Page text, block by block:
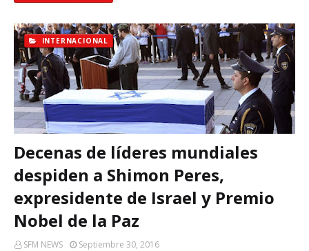
INTERNACIONAL
Decenas de líderes mundiales
despiden a Shimon Peres,
expresidente de Israel y Premio
Nobel de la Paz
SFM NEWS Septiembre 30, 2016